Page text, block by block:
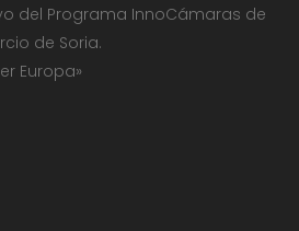
del Programa InnoCámaras de
de Soria.
Europa»